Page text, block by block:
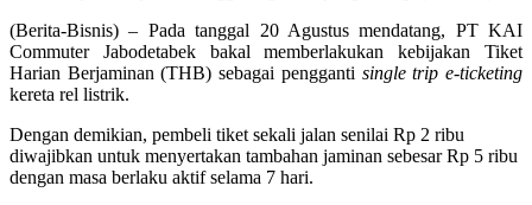
(Berita-Bisnis) – Pada tanggal 20 Agustus mendatang, PT KAI
Commuter Jabodetabek bakal memberlakukan kebijakan Tiket
Harian Berjaminan (THB) sebagai pengganti single trip e-ticketing
kereta rel listrik.
Dengan demikian, pembeli tiket sekali jalan senilai Rp 2 ribu
diwajibkan untuk menyertakan tambahan jaminan sebesar Rp 5 ribu
dengan masa berlaku aktif selama 7 hari.